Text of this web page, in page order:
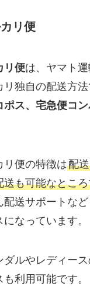
リ便
リ便は、ヤマト
リ独自の配送方
ポス、宅急便コ
リ便の特徴は配
送も可能なとこ
配送サポートな
なっています。
ダルやレディー
利用可能です。